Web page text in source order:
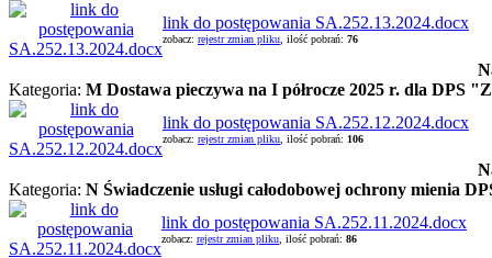
link do postępowania SA.252.13.2024.docx
zobacz: rejestr zmian pliku , ilość pobrań: 76
Kategoria: M Dostawa pieczywa na I półrocze 2025 r. dla DPS
link do postępowania SA.252.12.2024.docx
zobacz: rejestr zmian pliku , ilość pobrań: 106
Kategoria: N Świadczenie usługi całodobowej ochrony mienia
link do postępowania SA.252.11.2024.docx
zobacz: rejestr zmian pliku , ilość pobrań: 86